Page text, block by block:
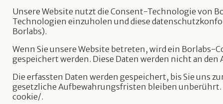
Unsere Website nutzt die Consent-Technologie von
Technologien einzuholen und diese
Borlabs).
Wenn Sie unsere Website betreten, wird ein
gespeichert werden. Diese Daten werden nicht an
Die erfassten Daten werden gespeichert, bis Sie uns
gesetzliche Aufbewahrungsfristen bleiben
cookie/.